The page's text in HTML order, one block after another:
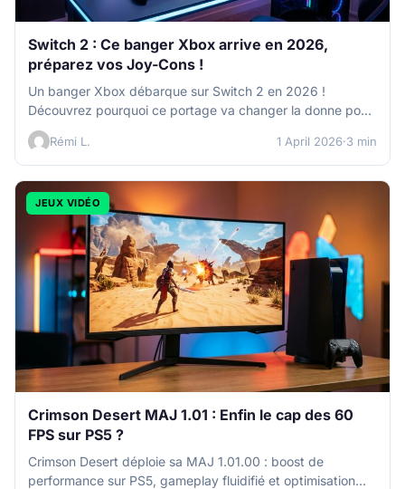
Switch 2 : Ce banger Xbox arrive en 2026,
préparez vos Joy-Cons !
Un banger Xbox débarque sur Switch 2 en 2026 !
Découvrez pourquoi ce portage va changer la donne pour
la…
Rémi L. 1 April 2026·3 min
JEUX VIDÉO
Crimson Desert MAJ 1.01 : Enfin le cap des 60
FPS sur PS5 ?
Crimson Desert déploie sa MAJ 1.01.00 : boost de
performance sur PS5, gameplay fluidifié et optimisation